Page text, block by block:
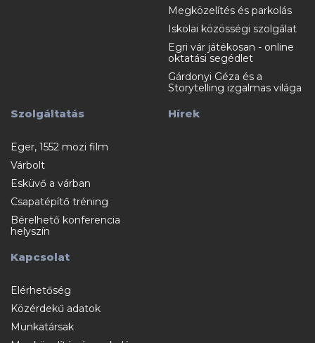
Megközelítés és parkolás
Iskolai közösségi szolgálat
Egri vár játékosan - online
oktatási segédlet
Gárdonyi Géza és a
Storytelling izgalmas világa
Szolgáltatás
Eger, 1552 mozi film
Várbolt
Esküvő a várban
Csapatépítő tréning
Bérelhető konferencia
helyszín
Hírek
Kapcsolat
Elérhetőség
Közérdekű adatok
Munkatársak